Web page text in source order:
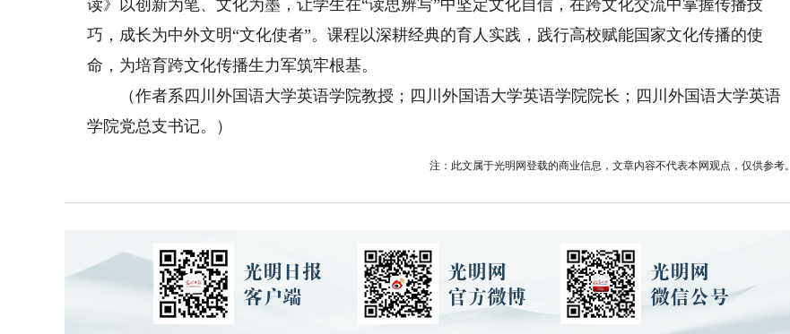
读》以创新为笔、文化为墨，让学生在“读思辨写”中坚定文化自信，在跨文化交流中掌握传播技
巧，成长为中外文明“文化使者”。课程以深耕经典的育人实践，践行高校赋能国家文化传播的使
命，为培育跨文化传播生力军筑牢根基。
（作者系四川外国语大学英语学院教授；四川外国语大学英语学院院长；四川外国语大学英语
学院党总支书记。）
注：此文属于光明网登载的商业信息，文章内容不代表本网观点，仅供参考。